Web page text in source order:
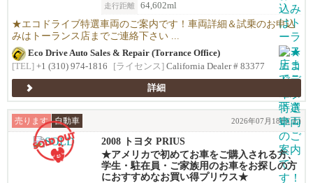
走行距離 64,602ml
★エコドライブ特選車両のご案内です！車両詳細＆試乗のお申込
みはトーランス店までご連絡下さい ...
Eco Drive Auto Sales & Repair (Torrance Office)
[TEL] +1 (310) 974-1816 [ライセンス] California Dealer # 83377
詳細
売ります 自動車 2026年07月18日(土)
2008 トヨタ PRIUS
★アメリカで初めてお車をご購入される方、
学生・駐在員・ご家族用のお車をお探しの方
におすすめなお買い得プリウス★